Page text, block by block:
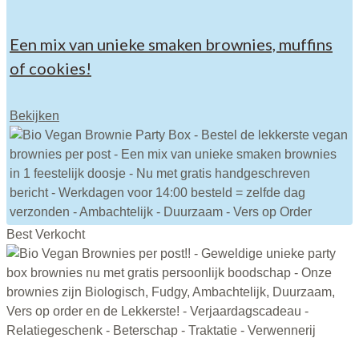
Een mix van unieke smaken brownies, muffins
of cookies!
Bekijken
Best Verkocht